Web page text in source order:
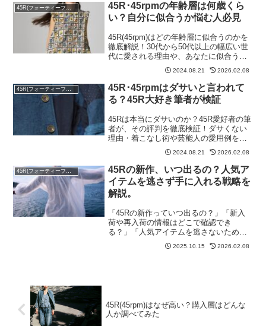
45R･45rpmの年齢層は何歳くら
い？自分に似合うか悩む人必見
45R(45rpm)はどの年齢層に似合うのかを
徹底解説！30代から50代以上の幅広い世
代に愛される理由や、あなたに似合うか
どうかのポイントを詳しくご紹介しま
2024.08.21 2026.02.08
45R(フォーティーファイブアール)
45R･45rpmはダサいと言われて
る？45R大好き筆者が検証
45Rは本当にダサいのか？45R愛好者の筆
者が、その評判を徹底検証！ダサくない
理由・着こなし術や芸能人の愛用例を紹
介し、45Rの魅力を解説します！
2024.08.21 2026.02.08
45R(フォーティーファイブアール)
45Rの新作、いつ出るの？人気ア
イテムを逃さず手に入れる戦略を
解説。
「45Rの新作っていつ出るの？」「新入
荷や再入荷の情報はどこで確認でき
る？」「人気アイテムを逃さないために
はどうすればいい？」45Rの新作情報を
追いかけている方は多いのではないでし
2025.10.15 2026.02.08
45R(45rpm)はなぜ高い？購入層はどんな
人か調べてみた